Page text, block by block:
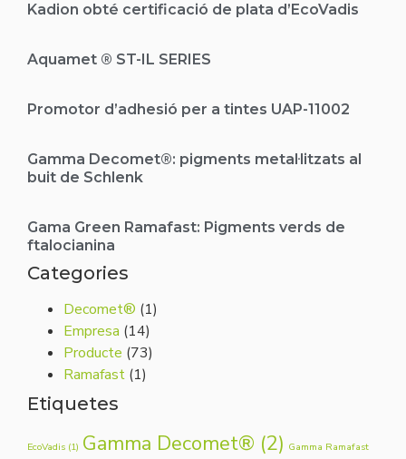
Kadion obté certificació de plata d’EcoVadis
Aquamet ® ST-IL SERIES
Promotor d’adhesió per a tintes UAP-11002
Gamma Decomet®: pigments metal·litzats al
buit de Schlenk
Gama Green Ramafast: Pigments verds de
ftalocianina
Categories
Decomet® (1)
Empresa (14)
Producte (73)
Ramafast (1)
Etiquetes
EcoVadis (1) Gamma Decomet® (2) Gamma Ramafast